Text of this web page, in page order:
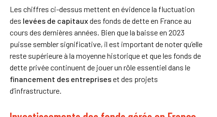
Les chiffres ci-dessus mettent en évidence la fluctuation
des levées de capitauxdes fonds de dette en France au
cours des dernières années. Bien que la baisse en 2023
puisse sembler significative, il est important de noter qu’elle
reste supérieure à la moyenne historique et que les fonds de
dette privée continuent de jouer un rôle essentiel dans le
financement des entrepriseset des projets
d’infrastructure.